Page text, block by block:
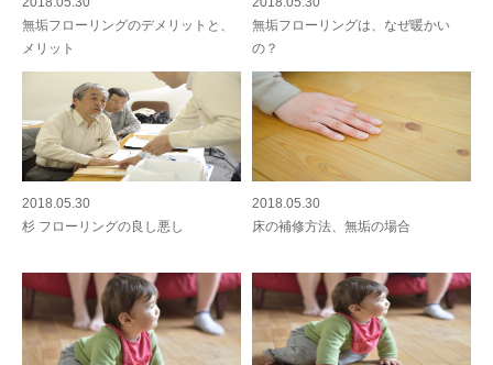
無垢フローリングのデメリットと、
メリット
無垢フローリングは、なぜ暖かい
の？
2018.05.30
杉 フローリングの良し悪し
2018.05.30
床の補修方法、無垢の場合